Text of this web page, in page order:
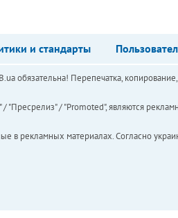
и стандарты
обязательна! Перепечатка,
/ "Promoted", являются
рекламных материалах. Согласно